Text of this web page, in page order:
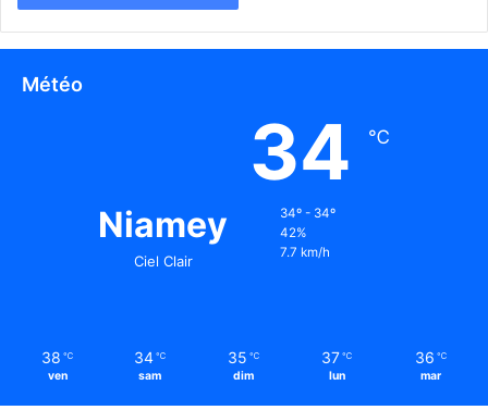
Météo
Niamey
Ciel Clair
34 ℃
34º - 34º
42%
7.7 km/h
38 ℃
ven
34 ℃
sam
35 ℃
dim
37 ℃
lun
36 ℃
mar